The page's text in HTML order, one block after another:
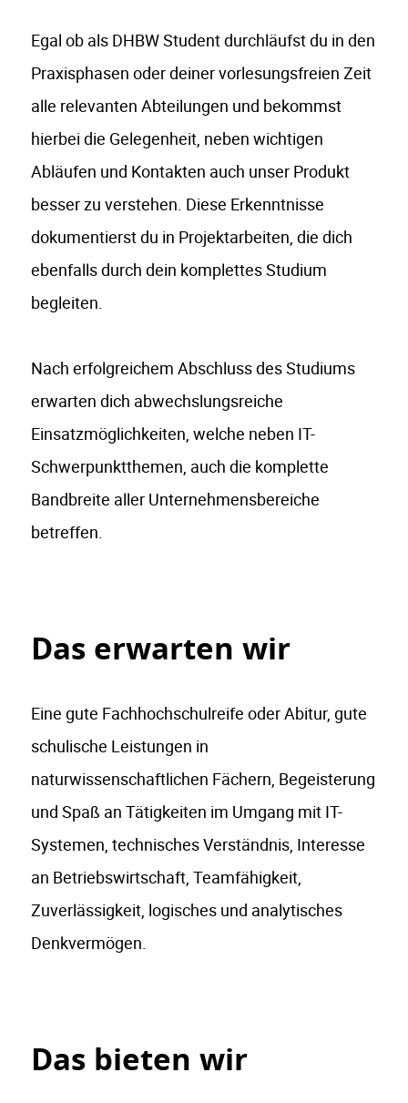
Egal ob als DHBW Student durchläufst du in den
Praxisphasen oder deiner vorlesungsfreien Zeit
alle relevanten Abteilungen und bekommst
hierbei die Gelegenheit, neben wichtigen
Abläufen und Kontakten auch unser Produkt
besser zu verstehen. Diese Erkenntnisse
dokumentierst du in Projektarbeiten, die dich
ebenfalls durch dein komplettes Studium
begleiten.
Nach erfolgreichem Abschluss des Studiums
erwarten dich abwechslungsreiche
Einsatzmöglichkeiten, welche neben IT-
Schwerpunktthemen, auch die komplette
Bandbreite aller Unternehmensbereiche
betreffen.
Das erwarten wir
Eine gute Fachhochschulreife oder Abitur, gute
schulische Leistungen in
naturwissenschaftlichen Fächern, Begeisterung
und Spaß an Tätigkeiten im Umgang mit IT-
Systemen, technisches Verständnis, Interesse
an Betriebswirtschaft, Teamfähigkeit,
Zuverlässigkeit, logisches und analytisches
Denkvermögen.
Das bieten wir